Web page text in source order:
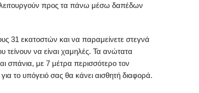
λειτουργούν προς τα πάνω μέσω δαπέδων
31 εκατοστών και να παραμείνετε στεγνά
να είναι χαμηλές. Τα ανώτατα
σπάνια, με 7 μέτρα περισσότερο τον
το υπόγειό σας θα κάνει αισθητή διαφορά.